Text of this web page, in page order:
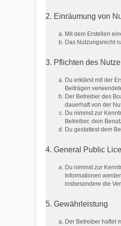
2. Einräumung von
Mit dem Erstellen
Das Nutzungsrecht
3. Pflichten des
Du erklärst mit der
Beiträgen
Der Betreiber des
dauerhaft von der
Du nimmst zur
Betreiber, dein
Du gestattest dem
4. General Public
Du nimmst zur
Informationen
insbesondere die
5. Gewährleistung
Der Betreiber haftet